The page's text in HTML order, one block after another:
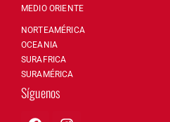
MEDIO ORIENTE
NORTEAMÉRICA
OCEANIA
SURAFRICA
SURAMÉRICA
Síguenos